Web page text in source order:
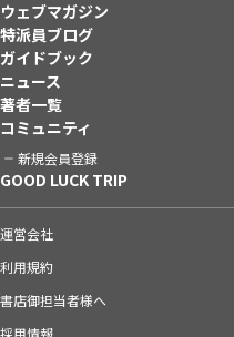
ウェブマガジン
特派員ブログ
ガイドブック
ニュース
著者一覧
コミュニティ
新規会員登録
GOOD LUCK TRIP
運営会社
利用規約
書店御担当者様へ
採用情報